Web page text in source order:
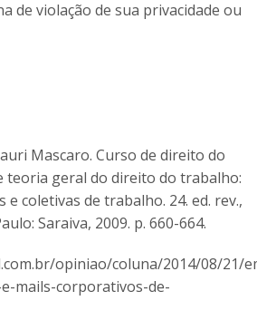
de violação de sua privacidade ou
Mascaro. Curso de direito do
teoria geral do direito do trabalho:
e coletivas de trabalho. 24. ed. rev.,
Saraiva, 2009. p. 660-664.
opiniao/coluna/2014/08/21/
mails-corporativos-de-